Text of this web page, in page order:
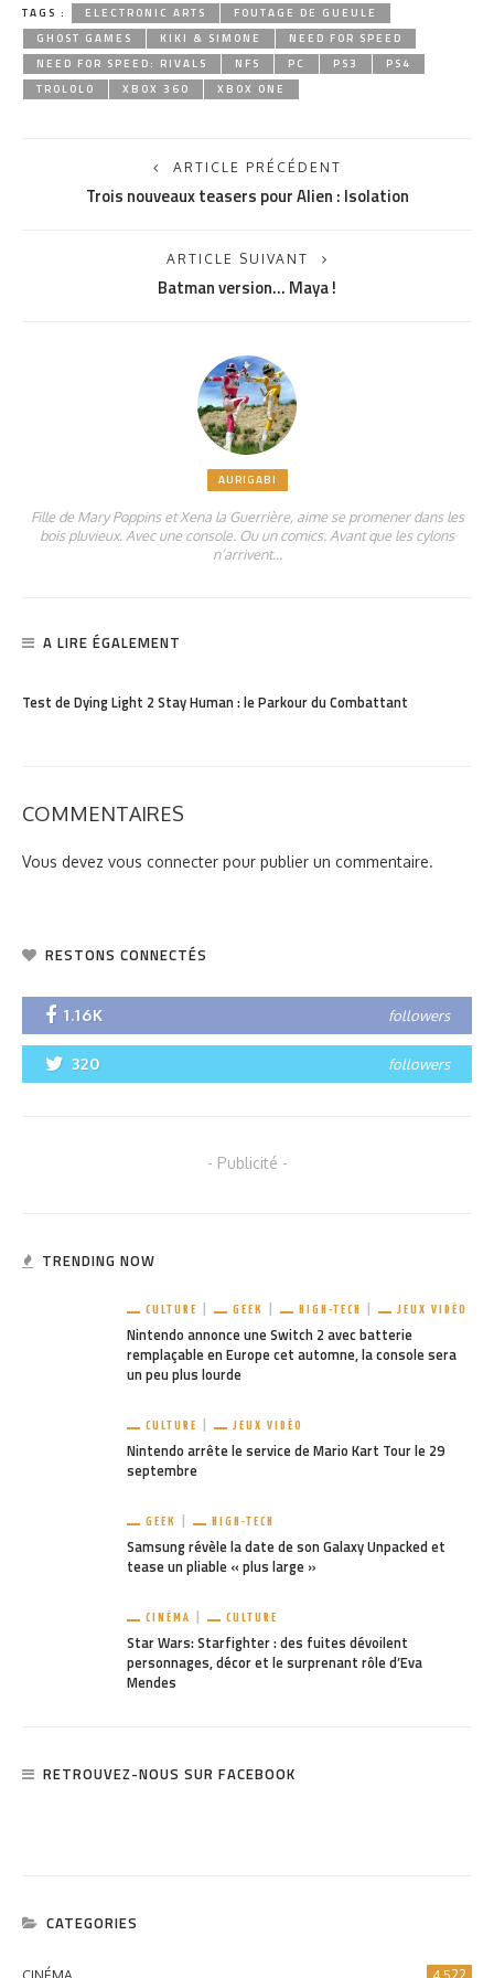
TAGS : ELECTRONIC ARTS
FOUTAGE DE GUEULE
GHOST GAMES
KIKI & SIMONE
NEED FOR SPEED
NEED FOR SPEED: RIVALS
NFS PC PS3
PS4
TROLOLO
XBOX 360 XBOX ONE
ARTICLE PRÉCÉDENT
Trois nouveaux teasers pour Alien : Isolation
ARTICLE SUIVANT
Batman version… Maya !
AURIGABI
Fille de Mary Poppins et Xena la Guerrière, aime se promener dans les
bois pluvieux. Avec une console. Ou un comics. Avant que les cylons
n’arrivent…
A LIRE ÉGALEMENT
Test de Dying Light 2 Stay Human : le Parkour du Combattant
COMMENTAIRES
Vous devez vous connecter pour publier un commentaire.
RESTONS CONNECTÉS
1.16K followers
320 followers
- Publicité -
TRENDING NOW
CULTURE GEEK HIGH-TECH JEUX VIDÉO
Nintendo annonce une Switch 2 avec batterie
remplaçable en Europe cet automne, la console sera
un peu plus lourde
CULTURE JEUX VIDÉO
Nintendo arrête le service de Mario Kart Tour le 29
septembre
GEEK HIGH-TECH
Samsung révèle la date de son Galaxy Unpacked et
tease un pliable « plus large »
CINÉMA CULTURE
Star Wars: Starfighter : des fuites dévoilent
personnages, décor et le surprenant rôle d’Eva
Mendes
RETROUVEZ-NOUS SUR FACEBOOK
CATEGORIES